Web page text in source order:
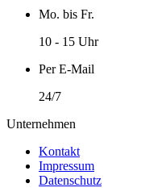
Mo. bis Fr.
10 - 15 Uhr
Per E-Mail
24/7
Unternehmen
Kontakt
Impressum
Datenschutz